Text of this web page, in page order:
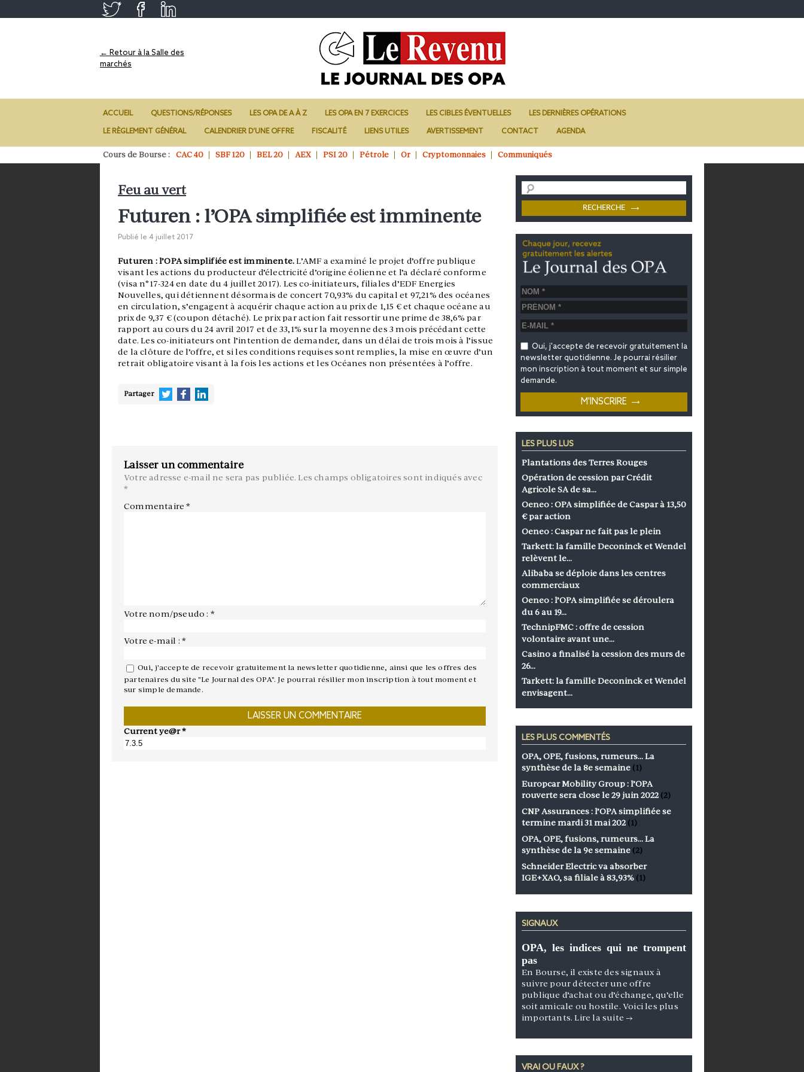
← Retour à la Salle des
marchés
ACCUEIL QUESTIONS/RÉPONSES LES OPA DE A À Z LES OPA EN 7 EXERCICES LES CIBLES ÉVENTUELLES LES DERNIÈRES OPÉRATIONS
LE RÈGLEMENT GÉNÉRAL CALENDRIER D’UNE OFFRE FISCALITÉ LIENS UTILES AVERTISSEMENT CONTACT AGENDA
Cours de Bourse : CAC 40 SBF 120 BEL 20 AEX PSI 20 Pétrole Or Cryptomonnaies Communiqués
Feu au vert
Futuren : l’OPA simplifiée est imminente
Publié le 4 juillet 2017
Futuren : l’OPA simplifiée est imminente.L’AMF a examiné le projet d’offre publique
visant les actions du producteur d’électricité d’origine éolienne et l’a déclaré conforme
(visa n°17-324 en date du 4 juillet 2017). Les co-initiateurs, filiales d’EDF Energies
Nouvelles, qui détiennent désormais de concert 70,93% du capital et 97,21% des océanes
en circulation, s’engagent à acquérir chaque action au prix de 1,15 € et chaque océane au
prix de 9,37 € (coupon détaché). Le prix par action fait ressortir une prime de 38,6% par
rapport au cours du 24 avril 2017 et de 33,1% sur la moyenne des 3 mois précédant cette
date. Les co-initiateurs ont l’intention de demander, dans un délai de trois mois à l’issue
de la clôture de l’offre, et si les conditions requises sont remplies, la mise en œuvre d’un
retrait obligatoire visant à la fois les actions et les Océanes non présentées à l’offre.
Partager
Laisser un commentaire
Votre adresse e-mail ne sera pas publiée. Les champs obligatoires sont indiqués avec
*
Commentaire*
Votre nom/pseudo : *
Votre e-mail : *
Oui, j'accepte de recevoir gratuitement la newsletter quotidienne, ainsi que les offres des
partenaires du site "Le Journal des OPA". Je pourrai résilier mon inscription à tout moment et
sur simple demande.
Current ye@r*
Oui, j'accepte de recevoir gratuitement la
newsletter quotidienne. Je pourrai résilier
mon inscription à tout moment et sur simple
demande.
LES PLUS LUS
Plantations des Terres Rouges
Opération de cession par Crédit
Agricole SA de sa…
Oeneo : OPA simplifiée de Caspar à 13,50
€ par action
Oeneo : Caspar ne fait pas le plein
Tarkett: la famille Deconinck et Wendel
relèvent le…
Alibaba se déploie dans les centres
commerciaux
Oeneo : l’OPA simplifiée se déroulera
du 6 au 19…
TechnipFMC : offre de cession
volontaire avant une…
Casino a finalisé la cession des murs de
26…
Tarkett: la famille Deconinck et Wendel
envisagent…
LES PLUS COMMENTÉS
OPA, OPE, fusions, rumeurs… La
synthèse de la 8e semaine (1)
Europcar Mobility Group : l’OPA
rouverte sera close le 29 juin 2022 (2)
CNP Assurances : l’OPA simplifiée se
termine mardi 31 mai 202 (1)
OPA, OPE, fusions, rumeurs… La
synthèse de la 9e semaine (2)
Schneider Electric va absorber
IGE+XAO, sa filiale à 83,93% (1)
SIGNAUX
OPA, les indices qui ne trompent
pas
En Bourse, il existe des signaux à
suivre pour détecter une offre
publique d’achat ou d’échange, qu’elle
soit amicale ou hostile. Voici les plus
importants.Lire la suite →
VRAI OU FAUX ?